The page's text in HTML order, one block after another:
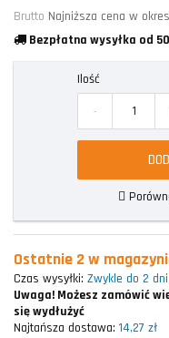
Brutto Najniższa cena w
Bezpłatna wysyłka od
Ilość
-
Ostatnie 2 w
Czas wysyłki: Zwykle do 2
Uwaga! Możesz zamówić
się wydłużyć
Najtańsza dostawa: 14,27 zł